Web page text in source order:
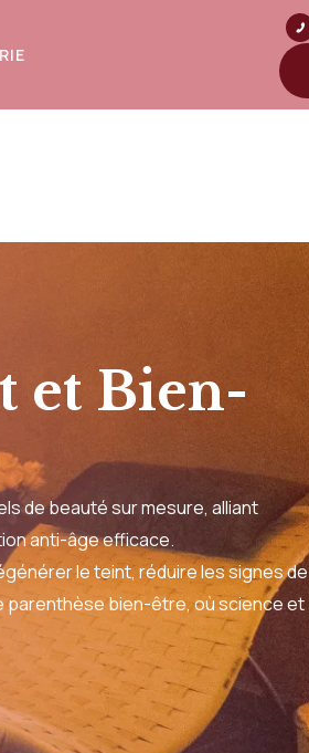
et Bien-
de beauté sur mesure, alliant
anti-âge efficace.
le teint, réduire les signes de
parenthèse bien-être, où science et